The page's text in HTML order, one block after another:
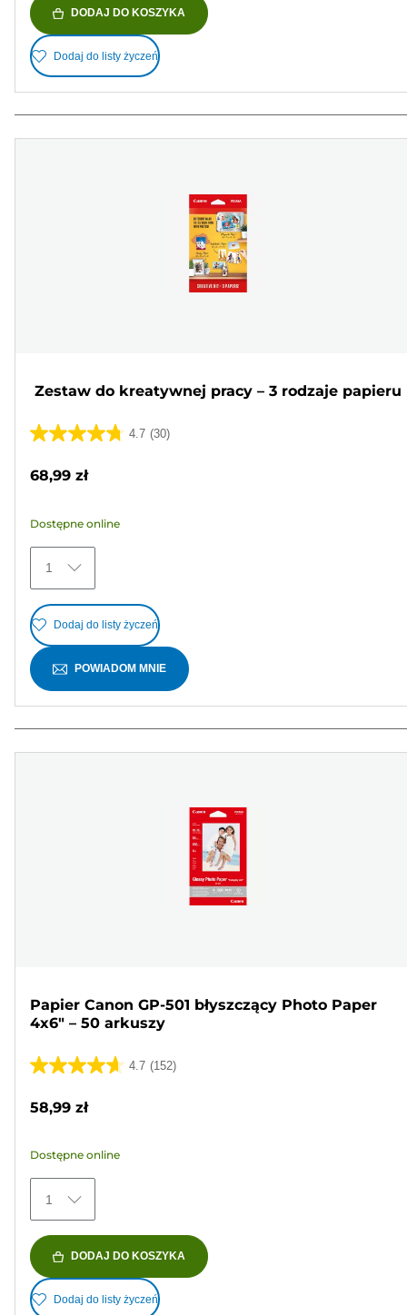
DODAJ DO KOSZYKA
Dodaj do listy życzeń
Zestaw do kreatywnej pracy – 3 rodzaje papieru
4.7 (30)
4.7
5
30
Recenzji
68,99 zł
Dostępne online
1
Dodaj do listy życzeń
POWIADOM MNIE
Papier Canon GP-501 błyszczący Photo Paper
4x6" – 50 arkuszy
4.7 (152)
4.7
5
152
Recenzji
58,99 zł
Dostępne online
1
DODAJ DO KOSZYKA
Dodaj do listy życzeń